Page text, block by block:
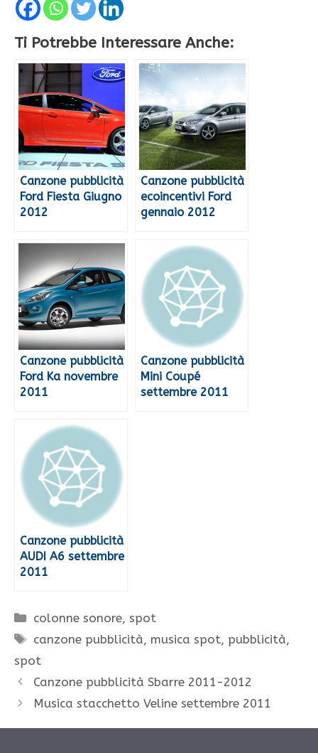
Ti Potrebbe Interessare Anche:
Canzone pubblicità
Ford Fiesta Giugno
2012
Canzone pubblicità
ecoincentivi Ford
gennaio 2012
Canzone pubblicità
Ford Ka novembre
2011
Canzone pubblicità
Mini Coupé
settembre 2011
Canzone pubblicità
AUDI A6 settembre
2011
Categorie
colonne sonore,spot
Tag
canzone pubblicità, musica spot, pubblicità,
spot
Canzone pubblicità Sbarre 2011-2012
Musica stacchetto Veline settembre 2011